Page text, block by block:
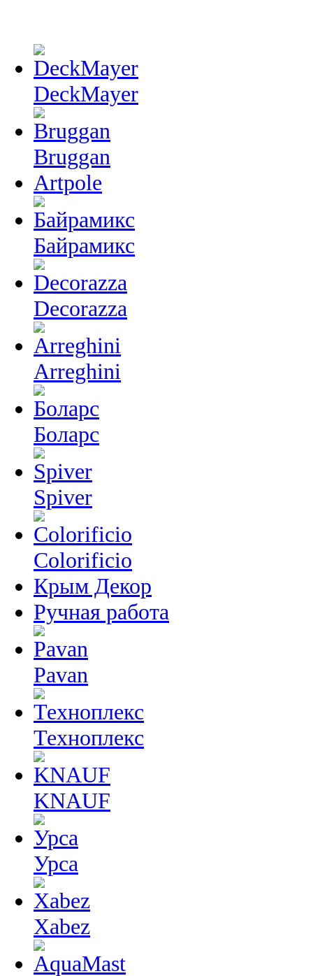
DeckMayer
Bruggan
Artpole
Байрамикс
Decorazza
Arreghini
Боларс
Spiver
Colorificio
Крым Декор
Ручная работа
Pavan
Техноплекс
KNAUF
Урса
Xabez